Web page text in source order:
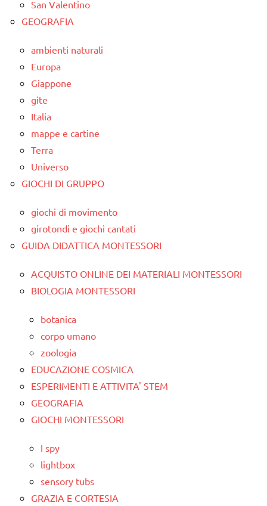
San Valentino
GEOGRAFIA
ambienti naturali
Europa
Giappone
gite
Italia
mappe e cartine
Terra
Universo
GIOCHI DI GRUPPO
giochi di movimento
girotondi e giochi cantati
GUIDA DIDATTICA MONTESSORI
ACQUISTO ONLINE DEI MATERIALI MONTESSORI
BIOLOGIA MONTESSORI
botanica
corpo umano
zoologia
EDUCAZIONE COSMICA
ESPERIMENTI E ATTIVITA' STEM
GEOGRAFIA
GIOCHI MONTESSORI
I spy
lightbox
sensory tubs
GRAZIA E CORTESIA